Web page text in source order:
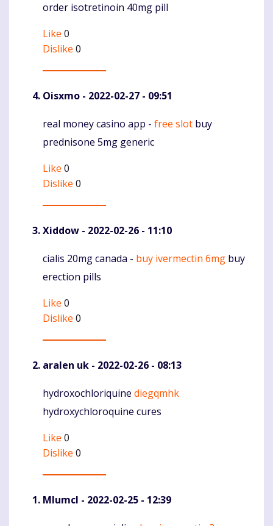
order isotretinoin 40mg pill
Like 0
Dislike 0
Oisxmo - 2022-02-27 - 09:51
Komentaras
real money casino app - free slot buy
prednisone 5mg generic
Like 0
Dislike 0
Xiddow - 2022-02-26 - 11:10
Komentaras
cialis 20mg canada - buy ivermectin 6mg buy
erection pills
Like 0
Dislike 0
aralen uk - 2022-02-26 - 08:13
Komentaras
hydroxochloriquine diegqmhk
hydroxychloroquine cures
Like 0
Dislike 0
Mlumcl - 2022-02-25 - 12:39